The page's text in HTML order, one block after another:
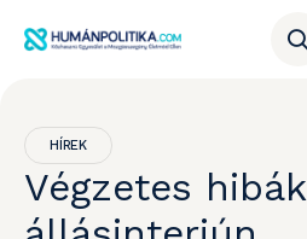
HÍREK
Végzetes hibák